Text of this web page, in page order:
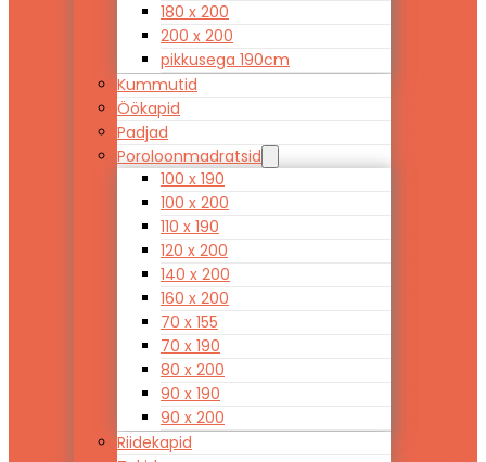
180 x 200
200 x 200
pikkusega 190cm
Kummutid
Öökapid
Padjad
Poroloonmadratsid
100 x 190
100 x 200
110 x 190
120 x 200
140 x 200
160 x 200
70 x 155
70 x 190
80 x 200
90 x 190
90 x 200
Riidekapid